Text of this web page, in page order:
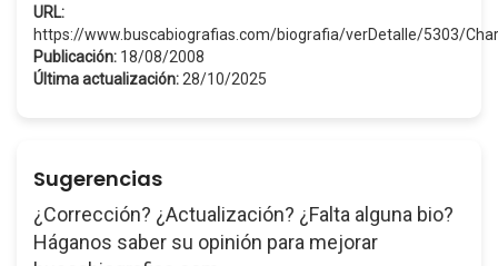
URL:
https://www.buscabiografias.com/biografia/verDetalle/5303/
Publicación: 18/08/2008
Última actualización: 28/10/2025
Sugerencias
¿Corrección? ¿Actualización? ¿Falta alguna bio?
Háganos saber su opinión para mejorar